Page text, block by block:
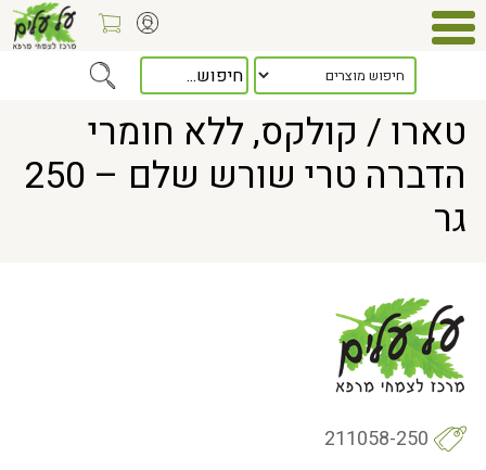
> טארו / קולקס, ללא חומרי הדברה טרי שורש שלם – 250 גר
טארו / קולקס, ללא חומרי
הדברה טרי שורש שלם – 250
גר
211058-250